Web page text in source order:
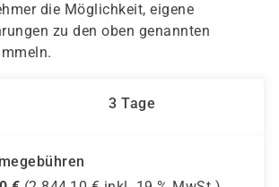
die Möglichkeit, eigene
zu den oben genannten
3 Tage